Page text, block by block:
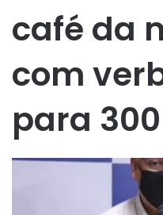
café da
com
para